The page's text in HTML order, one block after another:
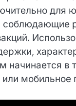
что
для
начинается в